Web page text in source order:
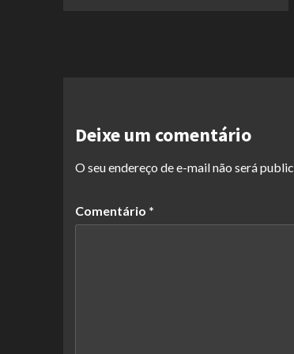
Deixe um comentário
O seu endereço de e-mail não será
Comentário *